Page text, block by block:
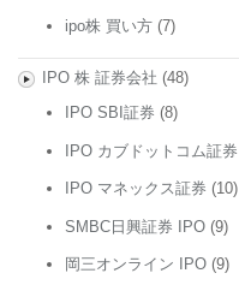
ipo株 買い方 (7)
IPO 株 証券会社 (48)
IPO SBI証券 (8)
IPO カブドットコム証券
IPO マネックス証券 (10)
SMBC日興証券 IPO (9)
岡三オンライン IPO (9)